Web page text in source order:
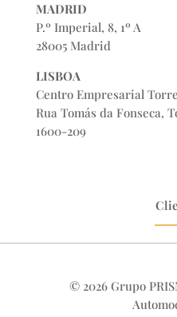
MADRID
P.º Imperial, 8, 1º A
28005 Madrid
LISBOA
Centro Empresarial
Rua Tomás da Fonseca,
1600-209
© 2026 Grupo